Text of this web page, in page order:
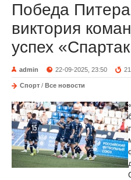
Победа
виктория
успех
admin 22-09-2025, 23:50 21
Спорт / Все новости